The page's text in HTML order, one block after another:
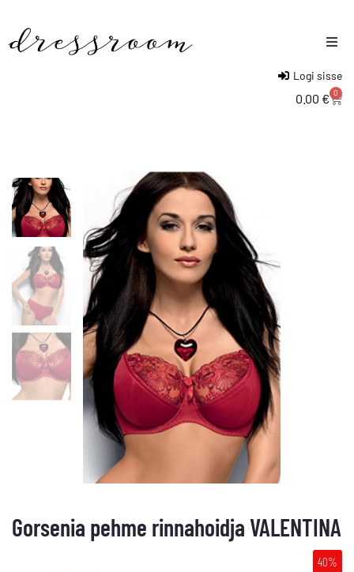
Logi sisse
0.00 € 0
Gorsenia pehme rinnahoidja VALENTINA
40%